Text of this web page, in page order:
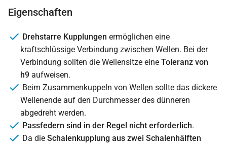
Eigenschaften
Drehstarre Kupplungen ermöglichen eine
kraftschlüssige Verbindung zwischen Wellen. Bei der
Verbindung sollten die Wellensitze eine Toleranz von
h9 aufweisen.
Beim Zusammenkuppeln von Wellen sollte das dickere
Wellenende auf den Durchmesser des dünneren
abgedreht werden.
Passfedern sind in der Regel nicht erforderlich.
Da die Schalenkupplung aus zwei Schalenhälften